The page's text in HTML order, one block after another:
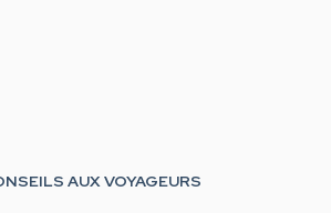
AUX VOYAGEURS